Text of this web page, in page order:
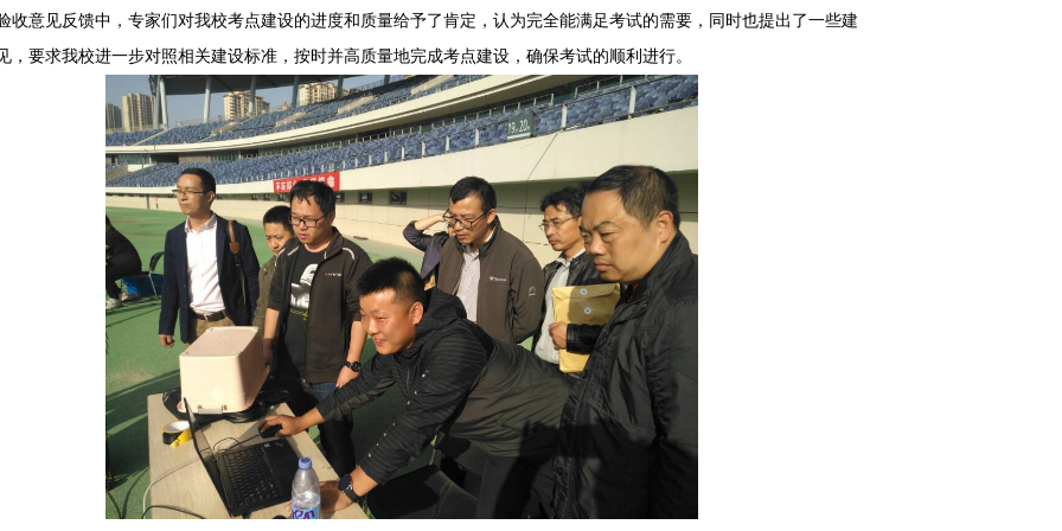
收意见反馈中，专家们对我校考点建设的进度和质量给予了肯定，认为完全能满足考试的需要，同时也提出了一些建
，要求我校进一步对照相关建设标准，按时并高质量地完成考点建设，确保考试的顺利进行。